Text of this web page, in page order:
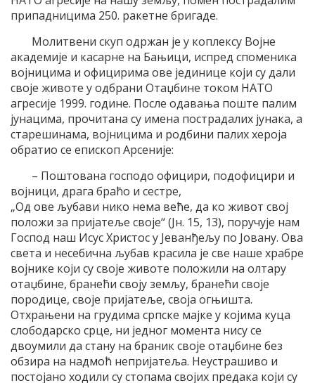
припадницима 250. ракетне бригаде.
Молитвени скуп одржан је у коплексу Војне
академије и касарне на Бањици, испред споменика
војницима и официрима ове јединице који су дали
своје животе у одбрани Отаџбине током НАТО
агресије 1999. године. После одавања поште палим
јунацима, прочитана су имена пострадалих јунака, а
старешинама, војницима и родбини палих хероја
обратио се епископ Арсеније:
– Поштована господо официри, подофицири и
војници, драга браћо и сестре,
„Од ове љубави нико нема веће, да ко живот свој
положи за пријатеље своје“ (Јн. 15, 13), поручује нам
Господ наш Исус Христос у Јеванђељу по Јовану. Ова
света и несебична љубав красила је све наше храбре
војнике који су своје животе положили на олтару
отаџбине, бранећи своју земљу, бранећи своје
породице, своје пријатеље, своја огњишта.
Отхрањени на грудима српске мајке у којима куца
слободарско срце, ни једног момента нису се
двоумили да стану на браник своје отаџбине без
обзира на надмоћ непријатеља. Неустрашиво и
постојано ходили су стопама својих предака који су